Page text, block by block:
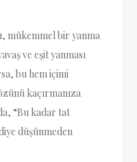
mükemmel bir yanma
ve eşit yanması
bu hem içimi
kaçırmanıza
“Bu kadar tat
düşünmeden